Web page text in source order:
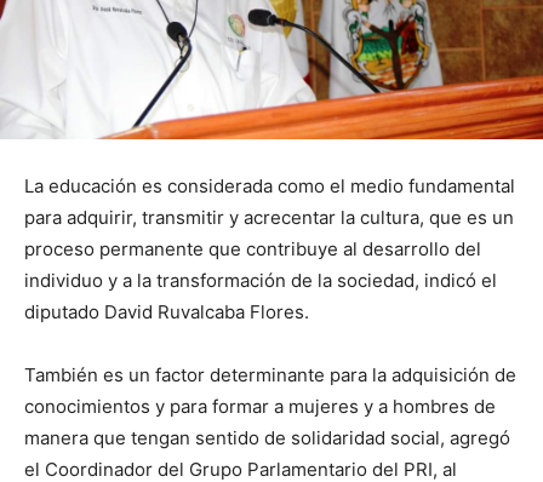
La educación es considerada como el medio fundamental
para adquirir, transmitir y acrecentar la cultura, que es un
proceso permanente que contribuye al desarrollo del
individuo y a la transformación de la sociedad, indicó el
diputado David Ruvalcaba Flores.
También es un factor determinante para la adquisición de
conocimientos y para formar a mujeres y a hombres de
manera que tengan sentido de solidaridad social, agregó
el Coordinador del Grupo Parlamentario del PRI, al